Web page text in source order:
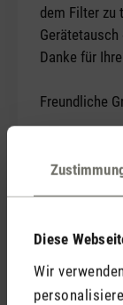
Diese
Wir
dem Filter zu
Gerätetausch
Danke für
Freundliche
Admin
High Voltage
ETH Zurich
8092 Zurich,